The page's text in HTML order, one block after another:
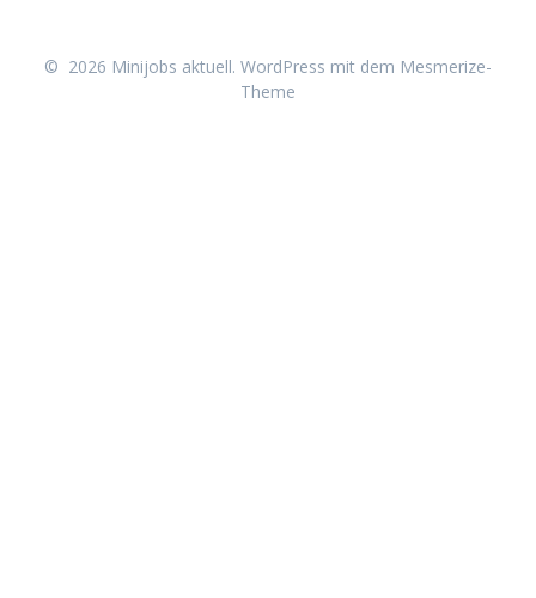
© 2026 Minijobs aktuell. WordPress mit dem Mesmerize-
Theme